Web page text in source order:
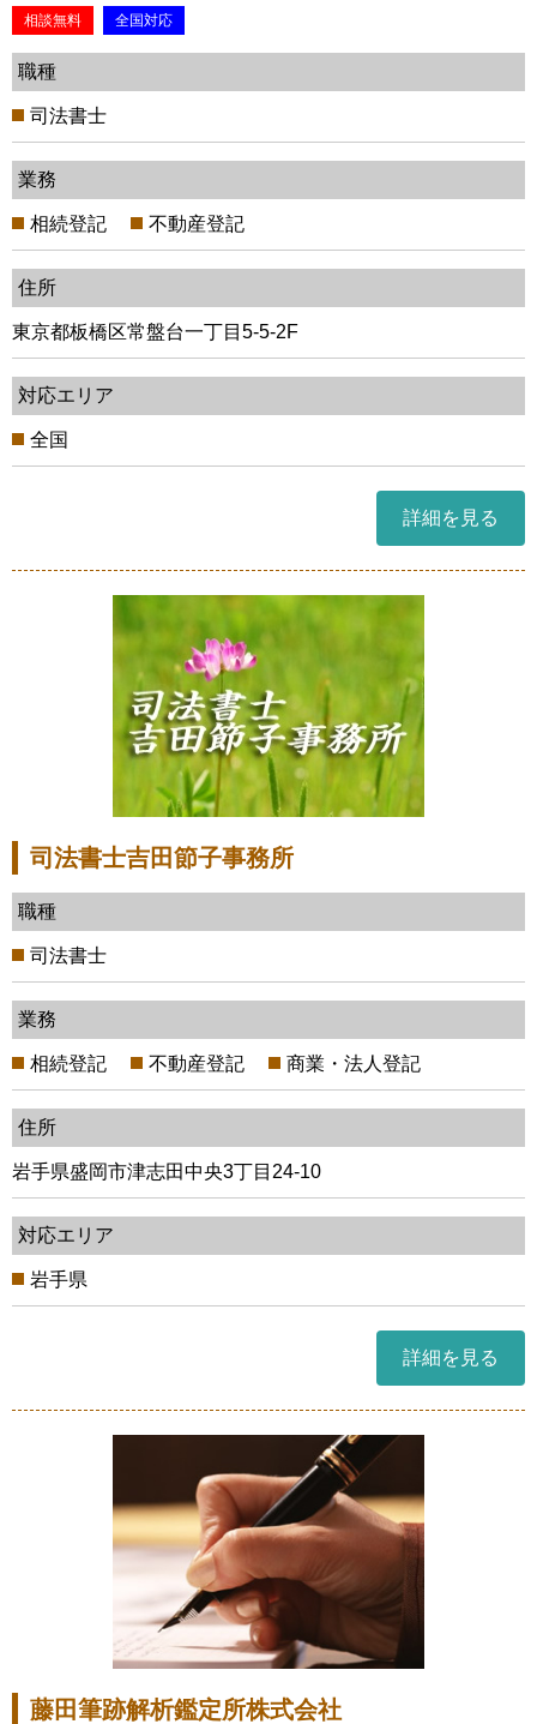
相談無料 全国対応
職種
司法書士
業務
相続登記 不動産登記
住所
東京都板橋区常盤台一丁目5-5-2F
対応エリア
全国
詳細を見る
司法書士吉田節子事務所
職種
司法書士
業務
相続登記 不動産登記 商業・法人登記
住所
岩手県盛岡市津志田中央3丁目24-10
対応エリア
岩手県
詳細を見る
藤田筆跡解析鑑定所株式会社